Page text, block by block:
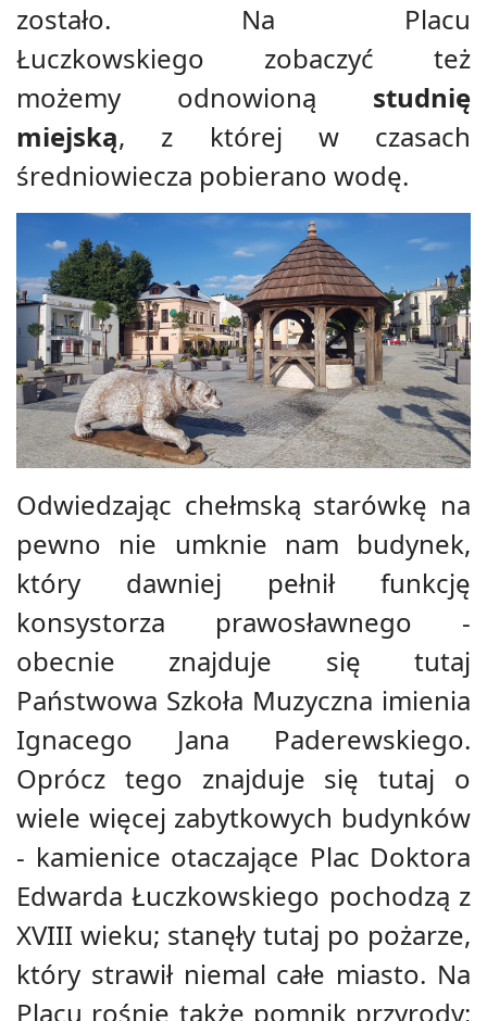
zostało. Na
Placu
Łuczkowskiego zobaczyć też
możemy odnowioną studnię
miejską, z której w czasach
średniowiecza pobierano wodę.
Odwiedzając chełmską starówkę na
pewno nie umknie nam budynek,
który dawniej pełnił funkcję
konsystorza prawosławnego -
obecnie znajduje się tutaj
Państwowa Szkoła Muzyczna imienia
Ignacego Jana Paderewskiego.
Oprócz tego znajduje się tutaj o
wiele więcej zabytkowych budynków
- kamienice otaczające Plac Doktora
Edwarda Łuczkowskiego pochodzą z
XVIII wieku; stanęły tutaj po pożarze,
który strawił niemal całe miasto. Na
Placu rośnie także pomnik przyrody: